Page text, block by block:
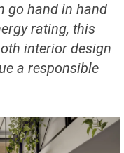
go hand in hand
rating, this
interior design
a responsible